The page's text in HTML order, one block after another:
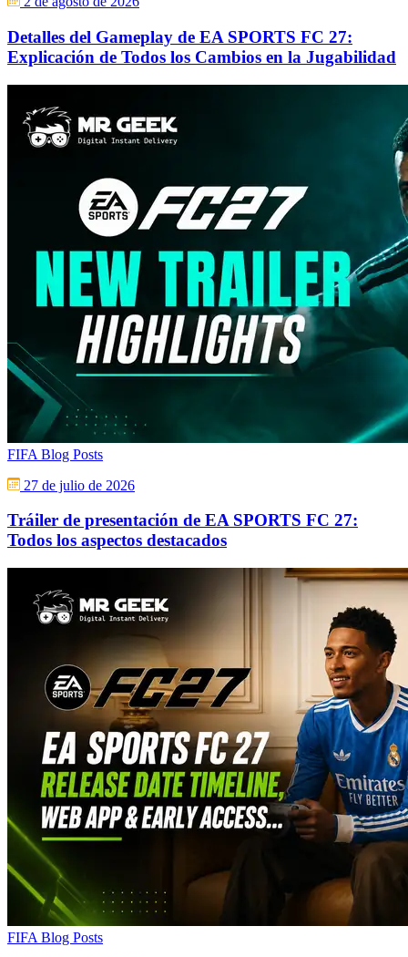
Detalles del Gameplay de EA SPORTS FC 27:
Explicación de Todos los Cambios en la Jugabilidad
FIFA Blog Posts
27 de julio de 2026
Tráiler de presentación de EA SPORTS FC 27:
Todos los aspectos destacados
FIFA Blog Posts